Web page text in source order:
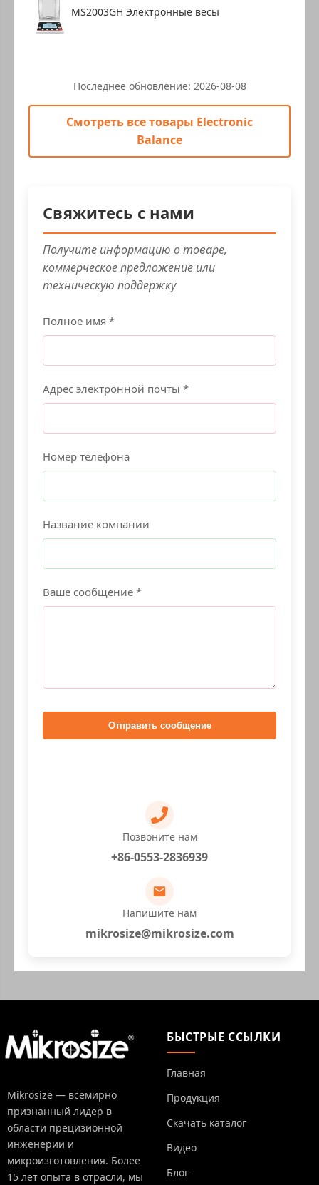
MS2003GH Электронные весы
Последнее обновление: 2026-08-08
Смотреть все товары Electronic
Balance
Свяжитесь с нами
Получите информацию о товаре,
коммерческое предложение или
техническую поддержку
Полное имя *
Адрес электронной почты *
Номер телефона
Название компании
Ваше сообщение *
Отправить сообщение
Позвоните нам
+86-0553-2836939
Напишите нам
mikrosize@mikrosize.com
Mikrosize — всемирно
признанный лидер в
области прецизионной
инженерии и
микроизготовления. Более
15 лет опыта в отрасли, мы
БЫСТРЫЕ ССЫЛКИ
Главная
Продукция
Скачать каталог
Видео
Блог